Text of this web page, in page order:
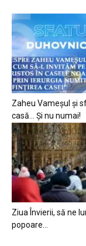
Zaheu Vameșul și
casă… Și nu numai!
Ziua Învierii, să ne
popoare…